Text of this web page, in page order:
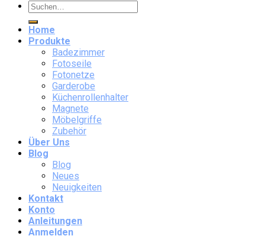
Home
Produkte
Badezimmer
Fotoseile
Fotonetze
Garderobe
Küchenrollenhalter
Magnete
Möbelgriffe
Zubehör
Über Uns
Blog
Blog
Neues
Neuigkeiten
Kontakt
Konto
Anleitungen
Anmelden